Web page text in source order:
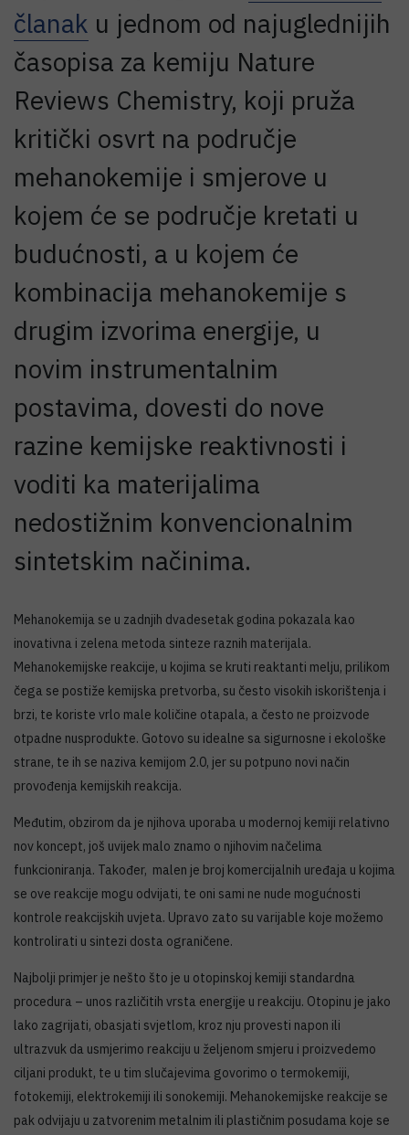
članak u jednom od najuglednijih
časopisa za kemiju Nature
Reviews Chemistry, koji pruža
kritički osvrt na područje
mehanokemije i smjerove u
kojem će se područje kretati u
budućnosti, a u kojem će
kombinacija mehanokemije s
drugim izvorima energije, u
novim instrumentalnim
postavima, dovesti do nove
razine kemijske reaktivnosti i
voditi ka materijalima
nedostižnim konvencionalnim
sintetskim načinima.
Mehanokemija se u zadnjih dvadesetak godina pokazala kao
inovativna i zelena metoda sinteze raznih materijala.
Mehanokemijske reakcije, u kojima se kruti reaktanti melju, prilikom
čega se postiže kemijska pretvorba, su često visokih iskorištenja i
brzi, te koriste vrlo male količine otapala, a često ne proizvode
otpadne nusprodukte. Gotovo su idealne sa sigurnosne i ekološke
strane, te ih se naziva kemijom 2.0, jer su potpuno novi način
provođenja kemijskih reakcija.
Međutim, obzirom da je njihova uporaba u modernoj kemiji relativno
nov koncept, još uvijek malo znamo o njihovim načelima
funkcioniranja. Također, malen je broj komercijalnih uređaja u kojima
se ove reakcije mogu odvijati, te oni sami ne nude mogućnosti
kontrole reakcijskih uvjeta. Upravo zato su varijable koje možemo
kontrolirati u sintezi dosta ograničene.
Najbolji primjer je nešto što je u otopinskoj kemiji standardna
procedura – unos različitih vrsta energije u reakciju. Otopinu je jako
lako zagrijati, obasjati svjetlom, kroz nju provesti napon ili
ultrazvuk da usmjerimo reakciju u željenom smjeru i proizvedemo
ciljani produkt, te u tim slučajevima govorimo o termokemiji,
fotokemiji, elektrokemiji ili sonokemiji. Mehanokemijske reakcije se
pak odvijaju u zatvorenim metalnim ili plastičnim posudama koje se